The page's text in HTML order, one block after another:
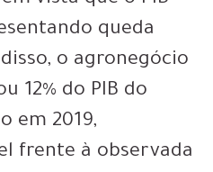
queda
o agronegócio
12% do PIB do
em 2019,
frente à observada